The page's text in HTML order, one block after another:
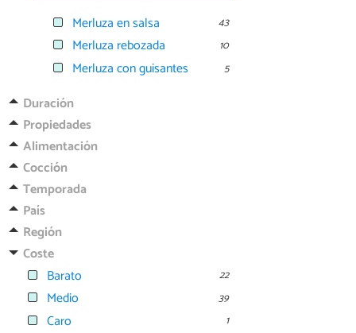
Merluza en salsa 43
Merluza rebozada 10
Merluza con guisantes 5
Duración
Propiedades
Alimentación
Cocción
Temporada
País
Región
Coste
Barato
22
Medio 39
Caro 1